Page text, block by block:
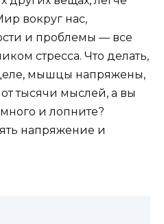
вокруг нас,
и проблемы — все
стресса. Что делать,
мышцы напряжены,
тысячи мыслей, а вы
и лопните?
напряжение и